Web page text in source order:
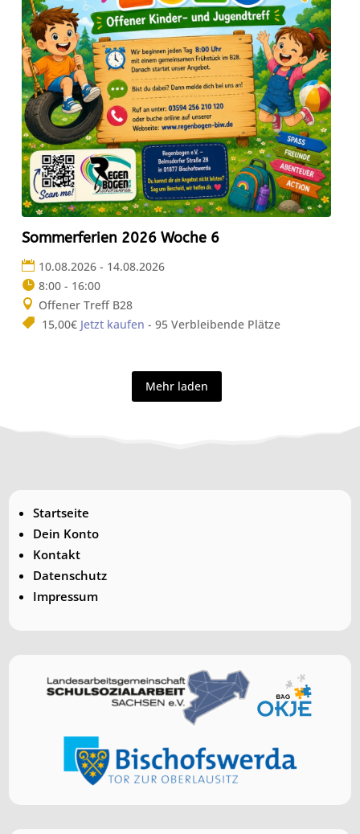
Sommerferien 2026 Woche 6
10.08.2026 - 14.08.2026
8:00 - 16:00
Offener Treff B28
15,00€ Jetzt kaufen - 95 Verbleibende Plätze
Mehr laden
Startseite
Dein Konto
Kontakt
Datenschutz
Impressum